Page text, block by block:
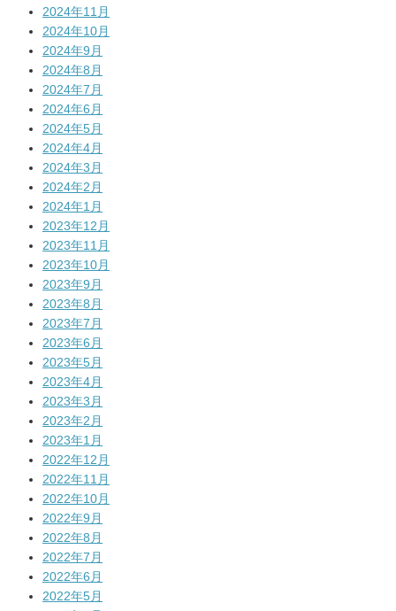
2024年11月
2024年10月
2024年9月
2024年8月
2024年7月
2024年6月
2024年5月
2024年4月
2024年3月
2024年2月
2024年1月
2023年12月
2023年11月
2023年10月
2023年9月
2023年8月
2023年7月
2023年6月
2023年5月
2023年4月
2023年3月
2023年2月
2023年1月
2022年12月
2022年11月
2022年10月
2022年9月
2022年8月
2022年7月
2022年6月
2022年5月